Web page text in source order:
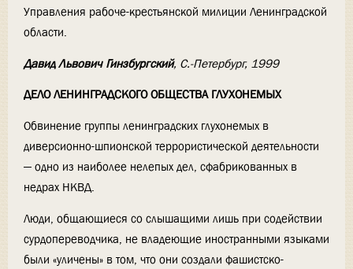
Управления рабоче-крестьянской милиции Ленинградской
области.
Давид Львович Гинзбургский, С.-Петербург, 1999
ДЕЛО ЛЕНИНГРАДСКОГО ОБЩЕСТВА ГЛУХОНЕМЫХ
Обвинение группы ленинградских глухонемых в
диверсионно-шпионской террористической деятельности
— одно из наиболее нелепых дел, сфабрикованных в
недрах НКВД.
Люди, общающиеся со слышащими лишь при содействии
сурдопереводчика, не владеющие иностранными языками
были «уличены» в том, что они создали фашистско-